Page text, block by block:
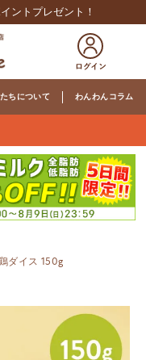
ントプレゼント！
ちについて わんわんコラム
ダイス 150g